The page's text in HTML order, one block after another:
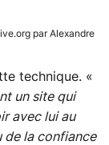
par Alexandre
technique. «
un site qui
avec lui au
de la confiance